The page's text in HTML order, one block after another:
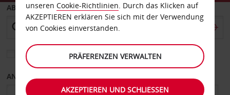
ABHOLEN VON
Eine andere Rückgabestation auswählen
ANFANGSDATUM
unseren Cookie-Richtlinien. Durch das Klicken auf
AKZEPTIEREN erklären Sie sich mit der Verwendung
von Cookies einverstanden.
PRÄFERENZEN VERWALTEN
AKZEPTIEREN UND SCHLIESSEN